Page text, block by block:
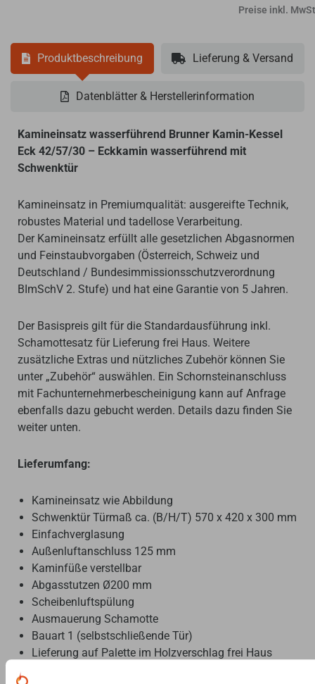
Preise inkl.
Produktbeschreibung Lieferung & Versand
Datenblätter & Herstellerinformation
Kamineinsatz wasserführend Brunner Kamin-Kessel
Eck 42/57/30 – Eckkamin wasserführend mit
Schwenktür
Kamineinsatz in Premiumqualität: ausgereifte Technik,
robustes Material und tadellose Verarbeitung.
Der Kamineinsatz erfüllt alle gesetzlichen Abgasnormen
und Feinstaubvorgaben (Österreich, Schweiz und
Deutschland / Bundesimmissionsschutzverordnung
BImSchV 2. Stufe) und hat eine Garantie von 5 Jahren.
Der Basispreis gilt für die Standardausführung inkl.
Schamottesatz für Lieferung frei Haus. Weitere
zusätzliche Extras und nützliches Zubehör können Sie
unter „Zubehör“ auswählen. Ein Schornsteinanschluss
mit Fachunternehmerbescheinigung kann auf Anfrage
ebenfalls dazu gebucht werden. Details dazu finden Sie
weiter unten.
Lieferumfang:
Kamineinsatz wie Abbildung
Schwenktür Türmaß ca. (B/H/T) 570 x 420 x 300 mm
Einfachverglasung
Außenluftanschluss 125 mm
Kaminfüße verstellbar
Abgasstutzen Ø200 mm
Scheibenluftspülung
Ausmauerung Schamotte
Bauart 1 (selbstschließende Tür)
Lieferung auf Palette im Holzverschlag frei Haus